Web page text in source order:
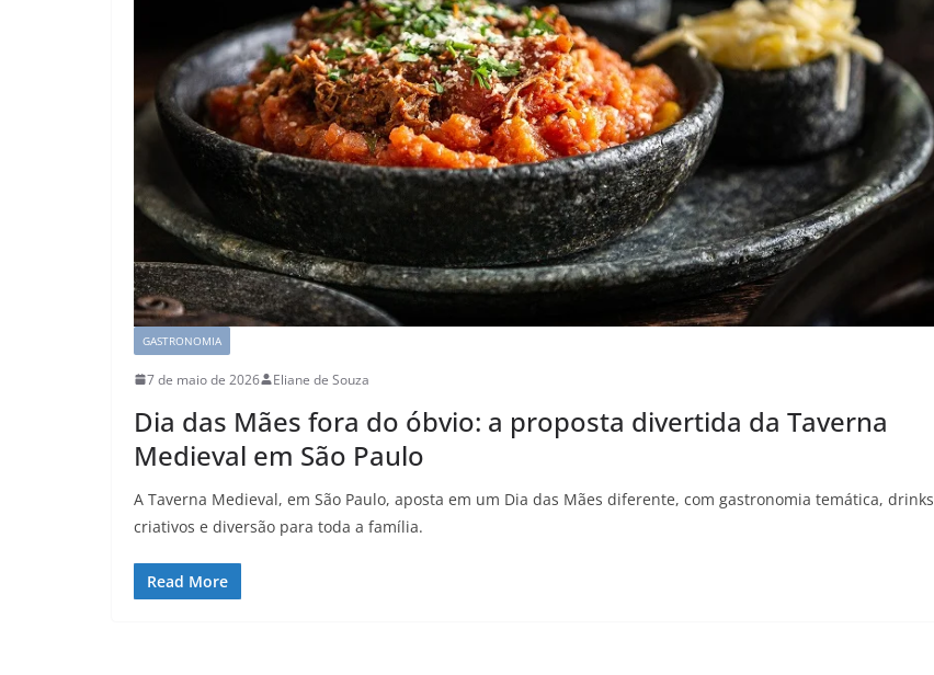
GASTRONOMIA
7 de maio de 2026 Eliane de Souza
Dia das Mães fora do óbvio: a proposta divertida da Taverna
Medieval em São Paulo
A Taverna Medieval, em São Paulo, aposta em um Dia das Mães diferente, com gastronomia temática, drinks
criativos e diversão para toda a família.
Read More